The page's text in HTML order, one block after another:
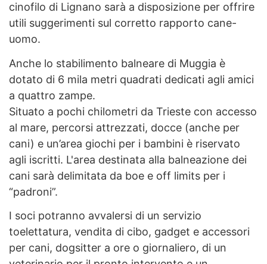
cinofilo di Lignano sarà a disposizione per offrire
utili suggerimenti sul corretto rapporto cane-
uomo.
Anche lo stabilimento balneare di Muggia è
dotato di 6 mila metri quadrati dedicati agli amici
a quattro zampe.
Situato a pochi chilometri da Trieste con accesso
al mare, percorsi attrezzati, docce (anche per
cani) e un’area giochi per i bambini è riservato
agli iscritti. L'area destinata alla balneazione dei
cani sarà delimitata da boe e off limits per i
“padroni”.
I soci potranno avvalersi di un servizio
toelettatura, vendita di cibo, gadget e accessori
per cani, dogsitter a ore o giornaliero, di un